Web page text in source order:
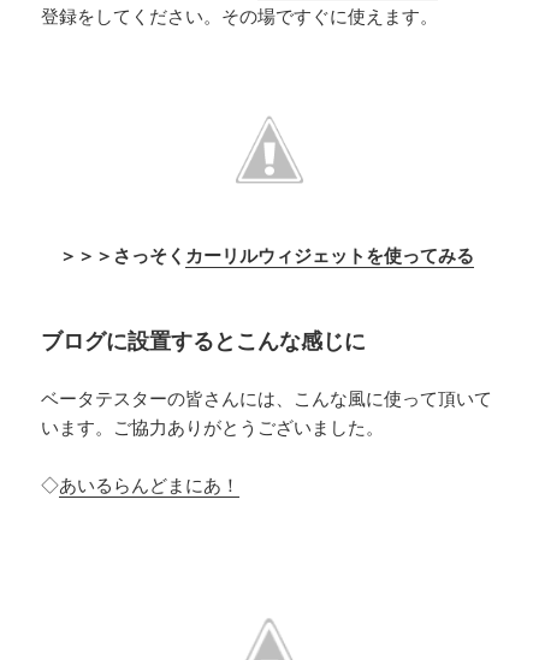
登録をしてください。その場ですぐに使えます。
＞＞＞さっそく カーリルウィジェットを使ってみる
ブログに設置するとこんな感じに
ベータテスターの皆さんには、こんな風に使って頂いて
います。ご協力ありがとうございました。
◇あいるらんどまにあ！